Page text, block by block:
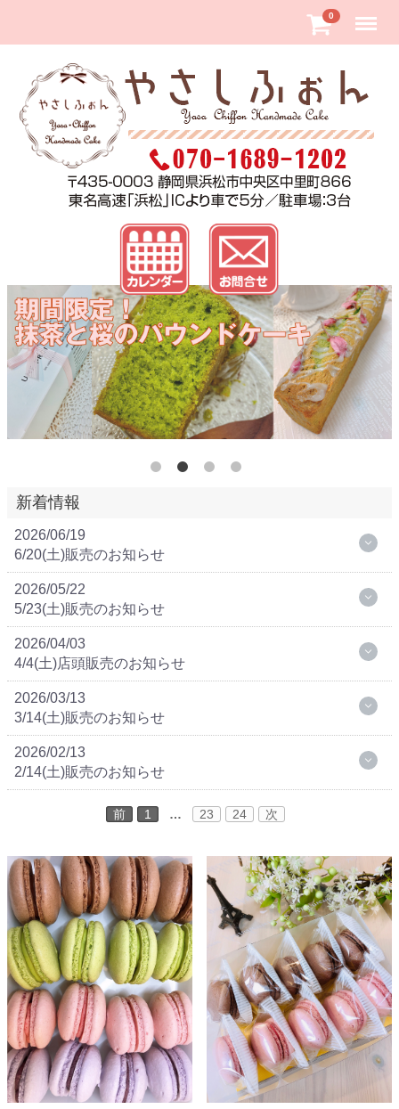
0 Menu
新着情報
2026/06/19
6/20(土)販売のお知らせ
2026/05/22
5/23(土)販売のお知らせ
2026/04/03
4/4(土)店頭販売のお知らせ
2026/03/13
3/14(土)販売のお知らせ
2026/02/13
2/14(土)販売のお知らせ
前 1 … 23 24 次